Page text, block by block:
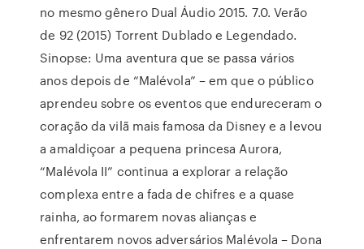
no mesmo gênero Dual Áudio 2015. 7.0. Verão
de 92 (2015) Torrent Dublado e Legendado.
Sinopse: Uma aventura que se passa vários
anos depois de “Malévola” – em que o público
aprendeu sobre os eventos que endureceram o
coração da vilã mais famosa da Disney e a levou
a amaldiçoar a pequena princesa Aurora,
“Malévola II” continua a explorar a relação
complexa entre a fada de chifres e a quase
rainha, ao formarem novas alianças e
enfrentarem novos adversários Malévola – Dona